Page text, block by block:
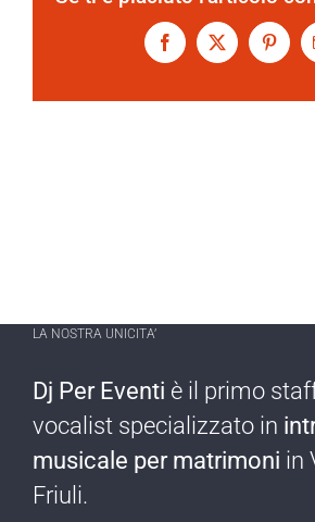
Facebook
X
LA NOSTRA UNICITA’
Dj Per Eventi è il primo
vocalist specializzato in
musicale per matrimoni in
Friuli.